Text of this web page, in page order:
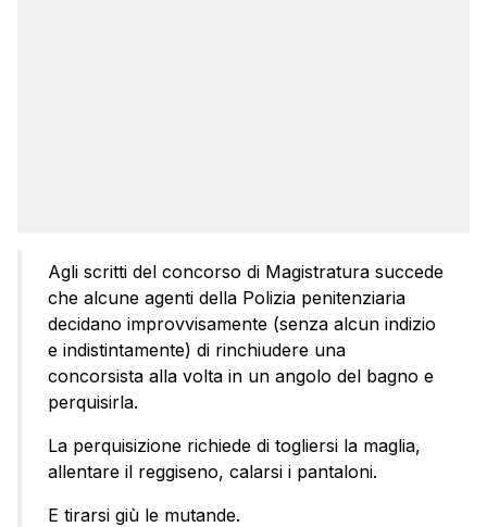
Agli scritti del concorso di Magistratura succede
che alcune agenti della Polizia penitenziaria
decidano improvvisamente (senza alcun indizio
e indistintamente) di rinchiudere una
concorsista alla volta in un angolo del bagno e
perquisirla.
La perquisizione richiede di togliersi la maglia,
allentare il reggiseno, calarsi i pantaloni.
E tirarsi giù le mutande.